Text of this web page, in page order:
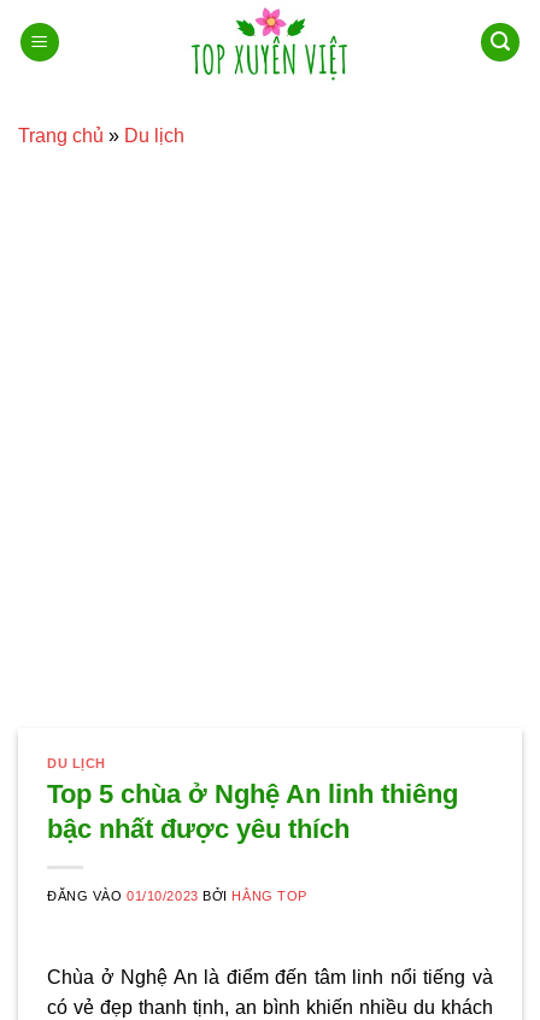
qua
Trang chủ » Du lịch
DU LỊCH
Top 5 chùa ở Nghệ An linh thiêng
bậc nhất được yêu thích
ĐĂNG VÀO01/10/2023 BỞI HẰNG TOP
Chùa ở Nghệ An là điểm đến tâm linh nổi tiếng và
có vẻ đẹp thanh tịnh, an bình khiến nhiều du khách